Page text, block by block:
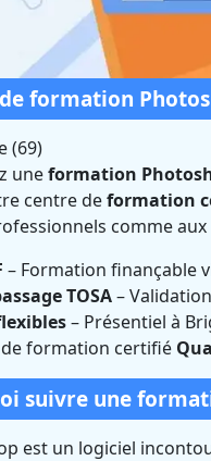
formation
(69)
uneformation
centre deformation
comme
– Formation finançable
TOSA–
– Présentiel à
formation certifié
suivre une
est un logiciel